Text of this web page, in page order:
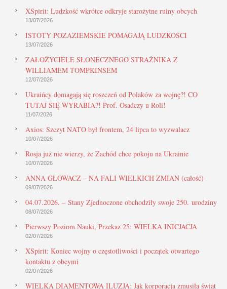
XSpirit: Ludzkość wkrótce odkryje starożytne ruiny obcych
13/07/2026
ISTOTY POZAZIEMSKIE POMAGAJĄ LUDZKOŚCI
13/07/2026
ZAŁOŻYCIELE SŁONECZNEGO STRAŻNIKA Z
WILLIAMEM TOMPKINSEM
12/07/2026
Ukraińcy domagają się roszczeń od Polaków za wojnę?! CO
TUTAJ SIĘ WYRABIA?! Prof. Osadczy u Roli!
11/07/2026
Axios: Szczyt NATO był frontem, 24 lipca to wyzwalacz
10/07/2026
Rosja już nie wierzy, że Zachód chce pokoju na Ukrainie
10/07/2026
ANNA GŁOWACZ – NA FALI WIELKICH ZMIAN (całość)
09/07/2026
04.07.2026. – Stany Zjednoczone obchodziły swoje 250. urodziny
08/07/2026
Pierwszy Poziom Nauki, Przekaz 25: WIELKA INICJACJA
02/07/2026
XSpirit: Koniec wojny o częstotliwości i początek otwartego
kontaktu z obcymi
02/07/2026
WIELKA DIAMENTOWA ILUZJA: Jak korporacja zmusiła świat